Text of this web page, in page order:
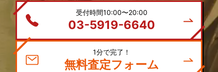
受付時間10:00〜20:00
03-5919-6640
1分で完了！
無料査定フォーム